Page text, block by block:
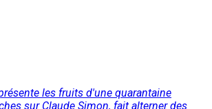
les fruits d'une quarantaine
sur Claude Simon, fait alterner des